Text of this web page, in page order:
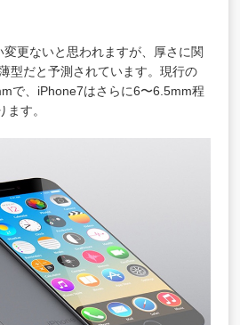
更ないと思われますが、厚さに関
型だと予測されています。現行の
で、iPhone7はさらに6〜6.5mm程
ます。